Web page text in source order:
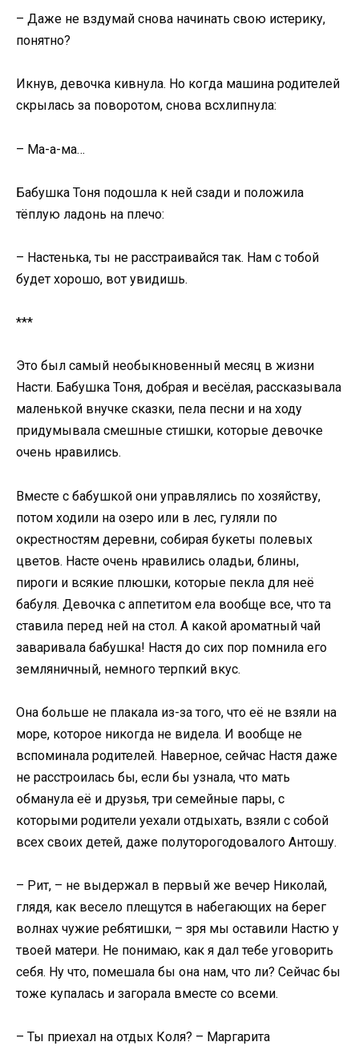
– Даже не вздумай снова начинать свою истерику,
понятно?
Икнув, девочка кивнула. Но когда машина родителей
скрылась за поворотом, снова всхлипнула:
– Ма-а-ма…
Бабушка Тоня подошла к ней сзади и положила
тёплую ладонь на плечо:
– Настенька, ты не расстраивайся так. Нам с тобой
будет хорошо, вот увидишь.
***
Это был самый необыкновенный месяц в жизни
Насти. Бабушка Тоня, добрая и весёлая, рассказывала
маленькой внучке сказки, пела песни и на ходу
придумывала смешные стишки, которые девочке
очень нравились.
Вместе с бабушкой они управлялись по хозяйству,
потом ходили на озеро или в лес, гуляли по
окрестностям деревни, собирая букеты полевых
цветов. Насте очень нравились оладьи, блины,
пироги и всякие плюшки, которые пекла для неё
бабуля. Девочка с аппетитом ела вообще все, что та
ставила перед ней на стол. А какой ароматный чай
заваривала бабушка! Настя до сих пор помнила его
земляничный, немного терпкий вкус.
Она больше не плакала из-за того, что её не взяли на
море, которое никогда не видела. И вообще не
вспоминала родителей. Наверное, сейчас Настя даже
не расстроилась бы, если бы узнала, что мать
обманула её и друзья, три семейные пары, с
которыми родители уехали отдыхать, взяли с собой
всех своих детей, даже полуторогодовалого Антошу.
– Рит, – не выдержал в первый же вечер Николай,
глядя, как весело плещутся в набегающих на берег
волнах чужие ребятишки, – зря мы оставили Настю у
твоей матери. Не понимаю, как я дал тебе уговорить
себя. Ну что, помешала бы она нам, что ли? Сейчас бы
тоже купалась и загорала вместе со всеми.
– Ты приехал на отдых Коля? – Маргарита